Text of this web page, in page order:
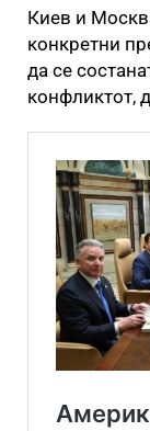
Киев и
конкретни
да се
конфликтот,